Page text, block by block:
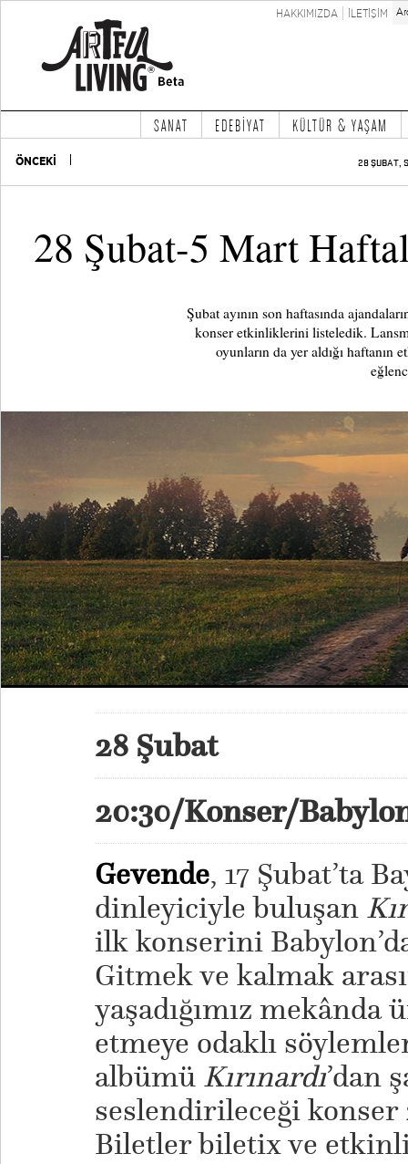
HAKKIMIZDA İLETİŞİM
SANAT EDEBİYAT KÜLTÜR & YAŞAM
ÖNCEKİ 28 ŞUBAT,
28 Şubat-5 Mart
Şubat ayının son haftasında
konser etkinliklerini listeledik.
oyunların da yer aldığı
28 Şubat
20:30/Konser/
Gevende, 17 Şubat’ta
dinleyiciyle buluşan
ilk konserini
Gitmek ve kalmak
yaşadığımız mekânda
etmeye odaklı
albümü Kırınardı’dan
seslendirileceği konser
Biletler biletix ve